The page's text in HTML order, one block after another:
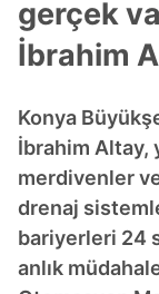
gerçek
İbrahim
Konya
İbrahim Altay,
merdivenler
drenaj
bariyerleri 24
anlık